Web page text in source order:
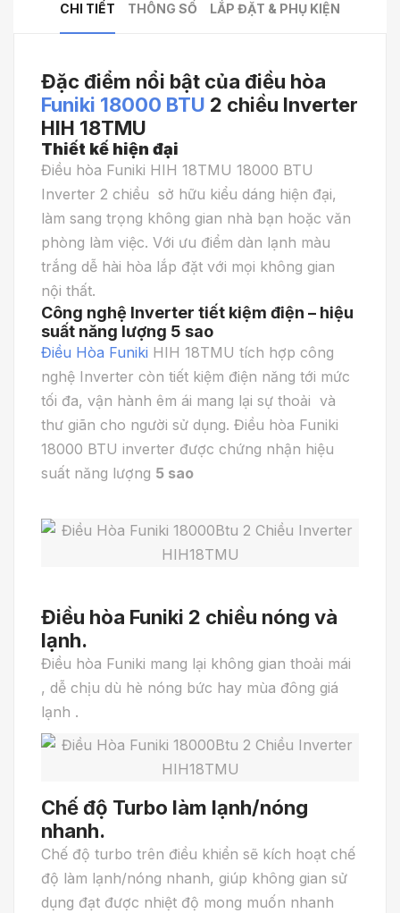
CHI TIẾT THÔNG SỐ LẮP ĐẶT & PHỤ KIỆN
Đặc điểm nổi bật của điều hòa
Funiki 18000 BTU 2 chiều Inverter
HIH 18TMU
Thiết kế hiện đại
Điều hòa Funiki HIH 18TMU 18000 BTU
Inverter 2 chiều sở hữu kiểu dáng hiện đại,
làm sang trọng không gian nhà bạn hoặc văn
phòng làm việc. Với ưu điểm dàn lạnh màu
trắng dễ hài hòa lắp đặt với mọi không gian
nội thất.
Công nghệ Inverter tiết kiệm điện – hiệu
suất năng lượng 5 sao
Điều Hòa Funiki HIH 18TMU tích hợp công
nghệ Inverter còn tiết kiệm điện năng tới mức
tối đa, vận hành êm ái mang lại sự thoải và
thư giãn cho người sử dụng. Điều hòa Funiki
18000 BTU inverter được chứng nhận hiệu
suất năng lượng 5 sao
Điều hòa Funiki 2 chiều nóng và
lạnh.
Điều hòa Funiki mang lại không gian thoải mái
, dễ chịu dù hè nóng bức hay mùa đông giá
lạnh .
Chế độ Turbo làm lạnh/nóng
nhanh.
Chế độ turbo trên điều khiển sẽ kích hoạt chế
độ làm lạnh/nóng nhanh, giúp không gian sử
dụng đạt được nhiệt độ mong muốn nhanh